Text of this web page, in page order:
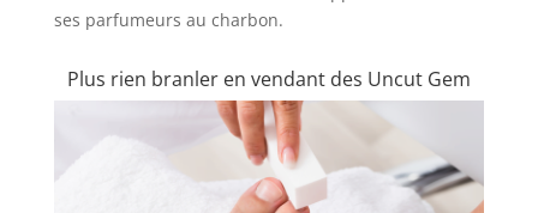
ses parfumeurs au charbon.
Plus rien branler en vendant des Uncut Gem